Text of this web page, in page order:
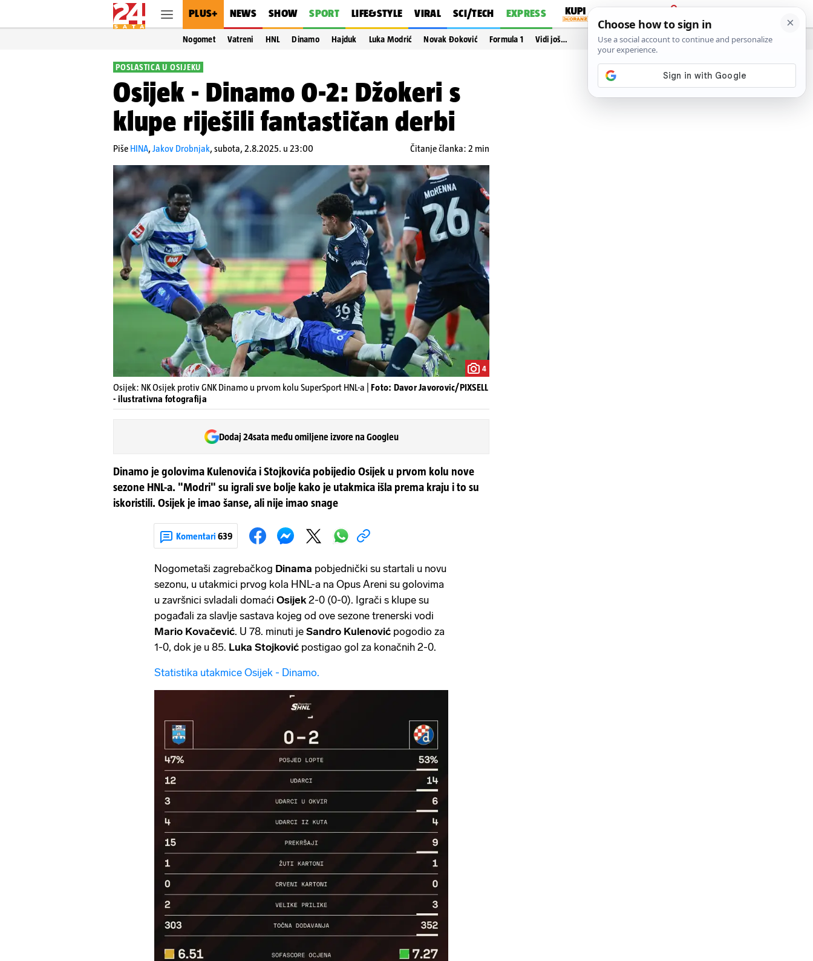
PLUS+ NEWS SHOW SPORT LIFE&STYLE VIRAL SCI/TECH EXPRESS
PRIJAVA
Nogomet Vatreni HNL Dinamo Hajduk Luka Modrić Novak Đoković Formula 1 Vidi još…
POSLASTICA U OSIJEKU
Osijek - Dinamo 0-2: Džokeri s
klupe riješili fantastičan derbi
Piše HINA,Jakov Drobnjak,subota, 2.8.2025. u 23:00 Čitanje članka: 2 min
4
Osijek: NK Osijek protiv GNK Dinamo u prvom kolu SuperSport HNL-a | Foto: Davor Javorovic/PIXSELL
- ilustrativna fotografija
Dodaj 24sata među omiljene izvore na Googleu
Dinamo je golovima Kulenovića i Stojkovića pobijedio Osijek u prvom kolu nove
sezone HNL-a. "Modri" su igrali sve bolje kako je utakmica išla prema kraju i to su
iskoristili. Osijek je imao šanse, ali nije imao snage
Komentari 639
Nogometaši zagrebačkog Dinama pobjednički su startali u novu
sezonu, u utakmici prvog kola HNL-a na Opus Areni su golovima
u završnici svladali domaći Osijek2-0 (0-0). Igrači s klupe su
pogađali za slavlje sastava kojeg od ove sezone trenerski vodi
Mario Kovačević. U 78. minuti je Sandro Kulenović pogodio za
1-0, dok je u 85. Luka Stojković postigao gol za konačnih 2-0.
Statistika utakmice Osijek - Dinamo.